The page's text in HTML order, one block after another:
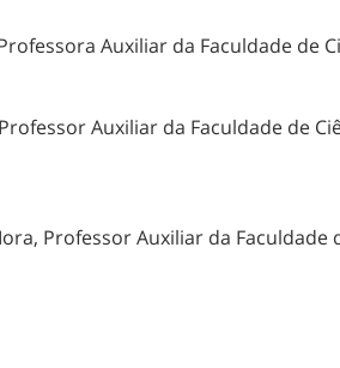
Auxiliar da Faculdade de
Auxiliar da Faculdade de
Auxiliar da Faculdade de